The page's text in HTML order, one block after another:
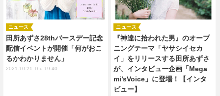
田所あずさ28thバースデー記念
配信イベントが開催「何がおこ
るかわかりません」
ニュース
2021.10.21 Thu 19:40
『神達に拾われた男』のオープ
ニングテーマ「ヤサシイセカ
イ」をリリースする田所あずさ
が、インタビュー企画「Mega
mi’sVoice」に登場！【インタ
ビュー】
ニュース